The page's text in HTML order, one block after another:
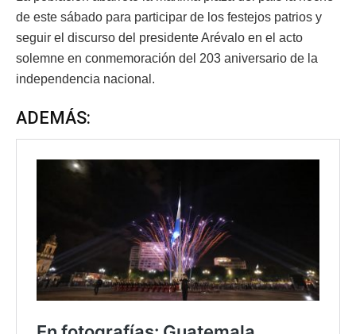
de este sábado para participar de los festejos patrios y
seguir el discurso del presidente Arévalo en el acto
solemne en conmemoración del 203 aniversario de la
independencia nacional.
ADEMÁS: